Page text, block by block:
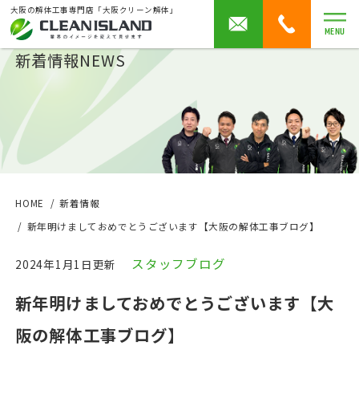
大阪の解体工事専門店「大阪クリーン解体」
MENU
新着情報NEWS
HOME
新着情報
新年明けましておめでとうございます【大阪の解体工事ブログ】
2024年1月1日更新 スタッフブログ
新年明けましておめでとうございます【大
阪の解体工事ブログ】